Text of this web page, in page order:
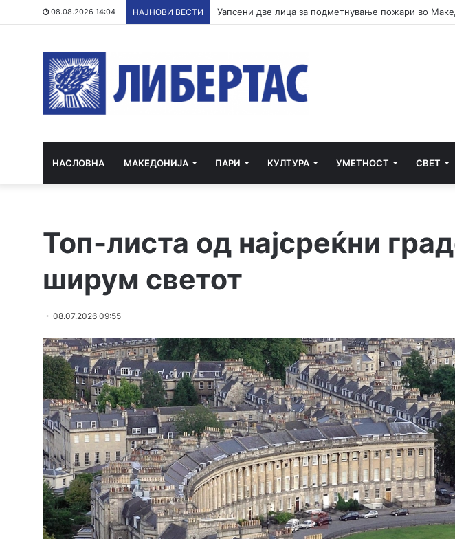
08.08.2026 14:04 НАЈНОВИ ВЕСТИ ВМРО-ДПМНЕ: СДСМ сам си призна дека насилници
НАСЛОВНА МАКЕДОНИЈА ПАРИ КУЛТУРА УМЕТНОСТ СВЕТ
Топ-листа од најсреќни
ширум светот
08.07.2026 09:55